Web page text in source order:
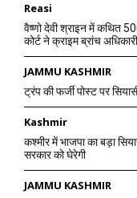
Reasi
वैष्णो देवी श्राइन में कथित
कोर्ट ने क्राइम ब्रांच
JAMMU KASHMIR
ट्रंप की फर्जी पोस्ट पर
Kashmir
कश्मीर में भाजपा का बड़ा
सरकार को घेरेगी
JAMMU KASHMIR